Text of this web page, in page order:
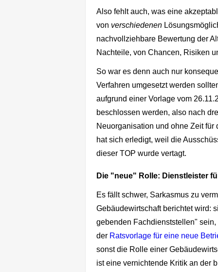
Also fehlt auch, was eine
von verschiedenen
nachvollziehbare Bewertung der
Nachteile, von Chancen, Risiken
So war es denn auch nur
Verfahren umgesetzt werden
aufgrund einer Vorlage vom
beschlossen werden, also nach
Neuorganisation und ohne Zeit
hat sich erledigt, weil die
dieser TOP wurde vertagt.
Die "neue" Rolle: Dienstleister
Es fällt schwer, Sarkasmus zu
Gebäudewirtschaft berichtet wird:
gebenden Fachdienststellen"
der Ratsvorlage für eine neue
sonst die Rolle einer
ist eine vernichtende Kritik an der